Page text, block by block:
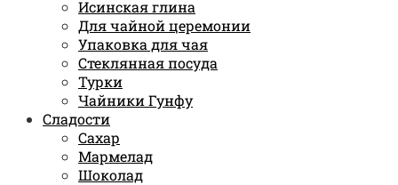
Исинская глина
Для чайной церемонии
Упаковка для чая
Стеклянная посуда
Турки
Чайники Гунфу
Сладости
Сахар
Мармелад
Шоколад